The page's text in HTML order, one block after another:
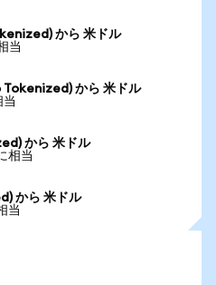
から 米ドル
当
から 米ドル
当
から 米ドル
相当
から 米ドル
当